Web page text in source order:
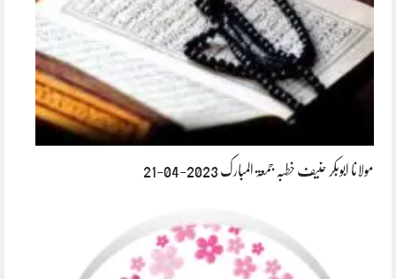
مولانا ابوبکر حنیف خطبہ جمعۃ المبارک 2023-04-21